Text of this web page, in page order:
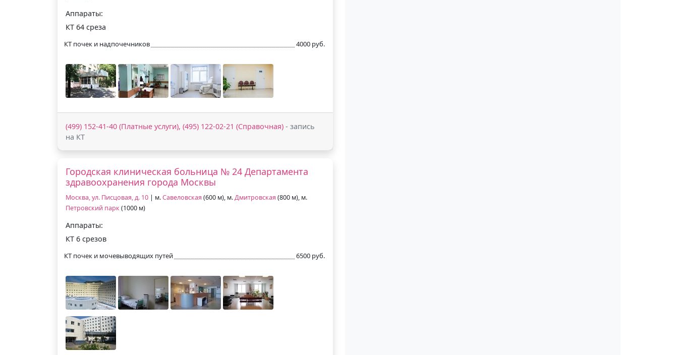
Аппараты:
КТ 64 среза
КТ почек и надпочечников 4000 руб.
(499) 152-41-40 (Платные услуги), (495) 122-02-21 (Справочная) - запись
на КТ
Городская клиническая больница № 24 Департамента
здравоохранения города Москвы
Москва, ул. Писцовая, д. 10 | м.Савеловская (600 м), м.Дмитровская (800 м), м.
Петровский парк(1000 м)
Аппараты:
КТ 6 срезов
КТ почек и мочевыводящих путей 6500 руб.